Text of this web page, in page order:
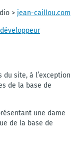
> jean-caillou.com
développeur
site, à l’exception
de la base de
une dame
de la base de